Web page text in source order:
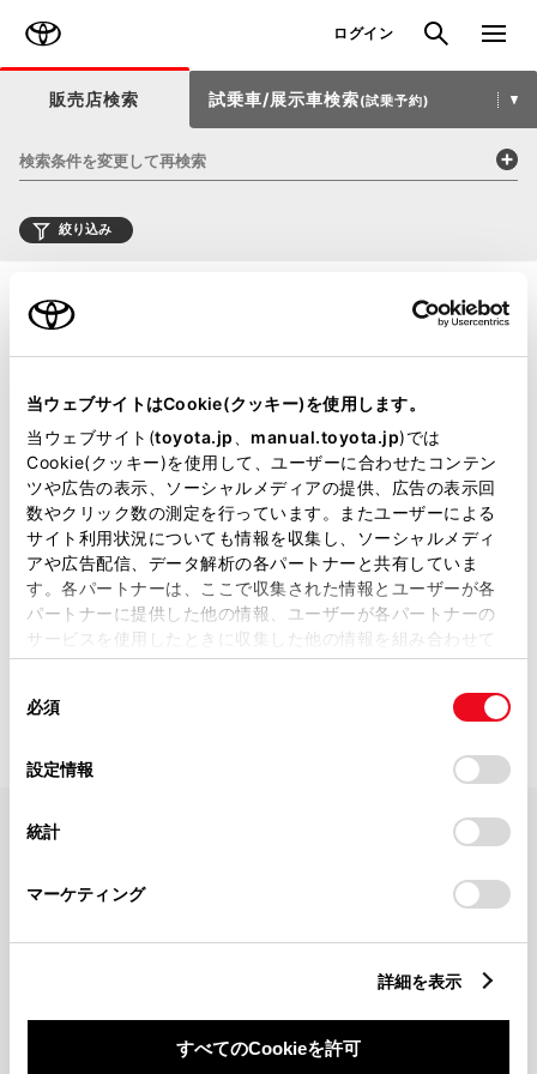
当ウェブサイトはCookie(クッキー)を使用します。
当ウェブサイト(toyota.jp manual.toyota.jp)では
Cookie(クッキー)を使用して、ユーザーに合わせたコンテン
ツや広告の表示、ソーシャルメディアの提供、広告の表示回
数やクリック数の測定を行っています。またユーザーによる
サイト利用状況についても情報を収集し、ソーシャルメディ
アや広告配信、データ解析の各パートナーと共有していま
す。各パートナーは、ここで収集された情報とユーザーが各
パートナーに提供した他の情報、ユーザーが各パートナーの
サービスを使用したときに収集した他の情報を組み合わせて
使用することがあります。当ウェブサイトの使用を続行する
デバイスにすべてのCookie(クッキー)が保存されることに同
意したことになります。Cookie(クッキー)のオプトアウト、
設定の変更、同意を撤回したりするにあたっては、当社の
「Cookie（クッキー）情報の取り扱いについて
」をご覧くだ
必須
設定情報
統計
マーケティング
詳細を表示
すべてのCookieを許可
ログイン 検索 メニュ
販売店検索 試乗車/展示車検索(試乗予約)
検索条件を変更して再検索
絞り込み
該当件数：0店舗 距離順で表示（最大10件）